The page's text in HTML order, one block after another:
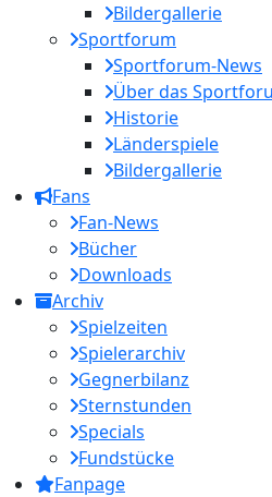
Bildergallerie
Sportforum
Sportforum-News
Über das
Historie
Länderspiele
Bildergallerie
Fans
Fan-News
Bücher
Downloads
Archiv
Spielzeiten
Spielerarchiv
Gegnerbilanz
Sternstunden
Specials
Fundstücke
Fanpage